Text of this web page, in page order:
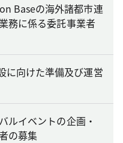
Baseの海外諸都市連
務に係る委託事業者
向けた準備及び運営
ルイベントの企画・
の募集